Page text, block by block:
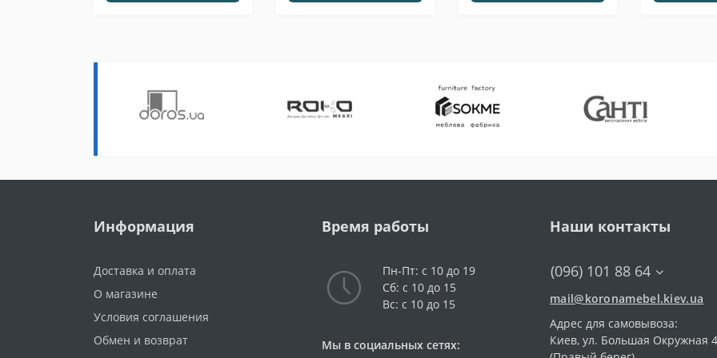
Информация
Доставка и оплата
О магазине
Условия соглашения
Обмен и возврат
Время работы
Пн-Пт: с 10 до 19
Сб: с 10 до 15
Вс: с 10 до 15
Мы в социальных сетях:
Наши контакты
(096) 101 88 64
mail@koronamebel.kiev.ua
Адрес для самовывоза:
Киев, ул. Большая Окружная